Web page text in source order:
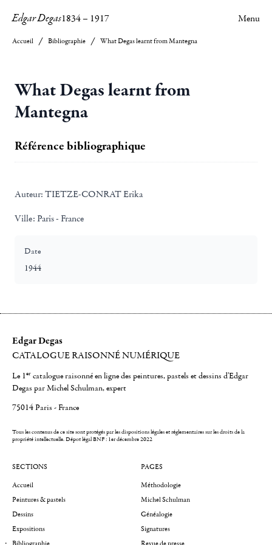
Edgar Degas1834– 1917 Menu
Accueil Bibliographie What Degas learnt from Mantegna
What Degas learnt from
Mantegna
Référence bibliographique
Auteur: TIETZE-CONRAT Erika
Ville: Paris - France
Date
1944
Edgar Degas
CATALOGUE RAISONNÉ NUMÉRIQUE
Le 1er catalogue raisonné en ligne des peintures, pastels et dessins d'Edgar
Degas par Michel Schulman, expert
75014 Paris - France
Tous les contenus de ce site sont protégés par les dispositions légales et réglementaires sur les droits de la
propriété intellectuelle.Dépot légal BNF : 1er décembre 2022
SECTIONS
Accueil
Peintures & pastels
Dessins
Expositions
PAGES
Méthodologie
Michel Schulman
Généalogie
Signatures